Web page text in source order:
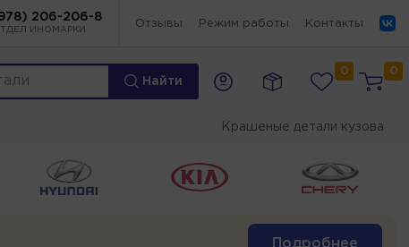
206-206-8
ИНОМАРКИ
Отзывы Режим работы Контакты
Найти
0 0
Крашеные детали кузова
Подробнее